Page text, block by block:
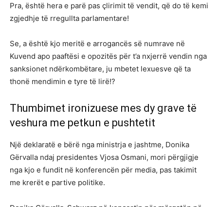
Pra, është hera e parë pas çlirimit të vendit, që do të kemi
zgjedhje të rregullta parlamentare!
Se, a është kjo meritë e arrogancës së numrave në
Kuvend apo paaftësi e opozitës për t’a nxjerrë vendin nga
sanksionet ndërkombëtare, ju mbetet lexuesve që ta
thonë mendimin e tyre të lirë!?
Thumbimet ironizuese mes dy grave të
veshura me petkun e pushtetit
Një deklaratë e bërë nga ministrja e jashtme, Donika
Gërvalla ndaj presidentes Vjosa Osmani, mori përgjigje
nga kjo e fundit në konferencën për media, pas takimit
me krerët e partive politike.